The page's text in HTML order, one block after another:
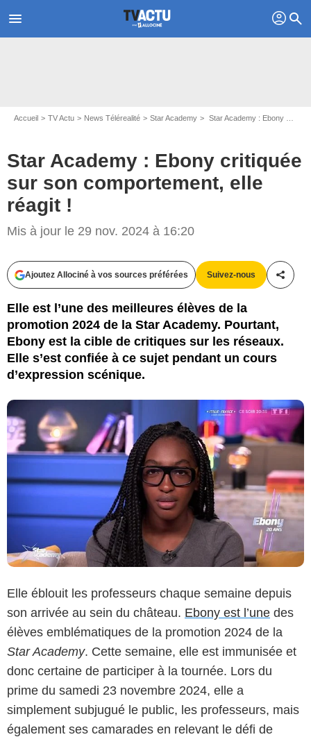
menu profil search
Accueil TV Actu News Télérealité Star Academy Star Academy : Ebony critiquée sur son comportement, elle réagit !
Star Academy : Ebony critiquée
sur son comportement, elle
réagit !
Mis à jour le 29 nov. 2024 à 16:20
Ajoutez Allociné à vos sources préférées Suivez-nous
Elle est l’une des meilleures élèves de la
promotion 2024 de la Star Academy. Pourtant,
Ebony est la cible de critiques sur les réseaux.
Elle s’est confiée à ce sujet pendant un cours
d’expression scénique.
Elle éblouit les professeurs chaque semaine depuis
son arrivée au sein du château. Ebony est l’une des
élèves emblématiques de la promotion 2024 de la
Star Academy. Cette semaine, elle est immunisée et
donc certaine de participer à la tournée. Lors du
prime du samedi 23 novembre 2024, elle a
simplement subjugué le public, les professeurs, mais
également ses camarades en relevant le défi de